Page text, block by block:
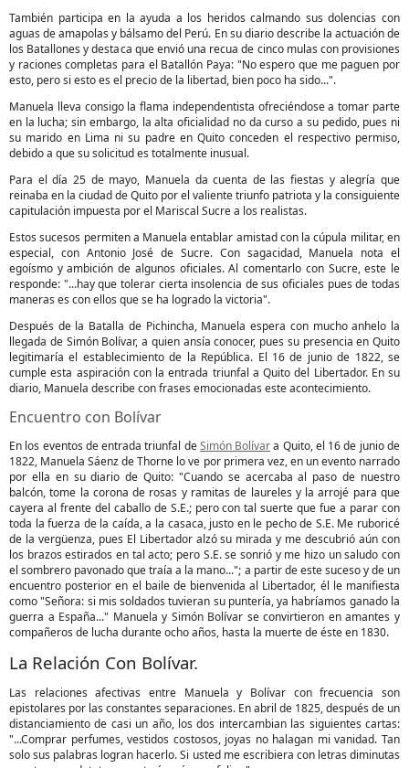
También participa en la ayuda a los heridos calmando sus dolencias con
aguas de amapolas y bálsamo del Perú. En su diario describe la actuación de
los Batallones y destaca que envió una recua de cinco mulas con provisiones
y raciones completas para el Batallón Paya: "No espero que me paguen por
esto, pero si esto es el precio de la libertad, bien poco ha sido...".
Manuela lleva consigo la flama independentista ofreciéndose a tomar parte
en la lucha; sin embargo, la alta oficialidad no da curso a su pedido, pues ni
su marido en Lima ni su padre en Quito conceden el respectivo permiso,
debido a que su solicitud es totalmente inusual.
Para el día 25 de mayo, Manuela da cuenta de las fiestas y alegría que
reinaba en la ciudad de Quito por el valiente triunfo patriota y la consiguiente
capitulación impuesta por el Mariscal Sucre a los realistas.
Estos sucesos permiten a Manuela entablar amistad con la cúpula militar, en
especial, con Antonio José de Sucre. Con sagacidad, Manuela nota el
egoísmo y ambición de algunos oficiales. Al comentarlo con Sucre, este le
responde: "...hay que tolerar cierta insolencia de sus oficiales pues de todas
maneras es con ellos que se ha logrado la victoria".
Después de la Batalla de Pichincha, Manuela espera con mucho anhelo la
llegada de Simón Bolívar, a quien ansía conocer, pues su presencia en Quito
legitimaría el establecimiento de la República. El 16 de junio de 1822, se
cumple esta aspiración con la entrada triunfal a Quito del Libertador. En su
diario, Manuela describe con frases emocionadas este acontecimiento.
Encuentro con Bolívar
En los eventos de entrada triunfal deSimón Bolívara Quito, el 16 de junio de
1822, Manuela Sáenz de Thorne lo ve por primera vez, en un evento narrado
por ella en su diario de Quito: "Cuando se acercaba al paso de nuestro
balcón, tome la corona de rosas y ramitas de laureles y la arrojé para que
cayera al frente del caballo de S.E.; pero con tal suerte que fue a parar con
toda la fuerza de la caída, a la casaca, justo en le pecho de S.E. Me ruboricé
de la vergüenza, pues El Libertador alzó su mirada y me descubrió aún con
los brazos estirados en tal acto; pero S.E. se sonrió y me hizo un saludo con
el sombrero pavonado que traía a la mano..."; a partir de este suceso y de un
encuentro posterior en el baile de bienvenida al Libertador, él le manifiesta
como "Señora: si mis soldados tuvieran su puntería, ya habríamos ganado la
guerra a España..." Manuela y Simón Bolívar se convirtieron en amantes y
compañeros de lucha durante ocho años, hasta la muerte de éste en 1830.
La Relación Con Bolívar.
Las relaciones afectivas entre Manuela y Bolívar con frecuencia son
epistolares por las constantes separaciones. En abril de 1825, después de un
distanciamiento de casi un año, los dos intercambian las siguientes cartas:
"...Comprar perfumes, vestidos costosos, joyas no halagan mi vanidad. Tan
solo sus palabras logran hacerlo. Si usted me escribiera con letras diminutas